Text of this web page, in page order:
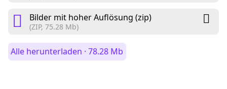
Bilder mit hoher Auflösung (zip)
(ZIP, 75.28 Mb)
Alle herunterladen · 78.28 Mb